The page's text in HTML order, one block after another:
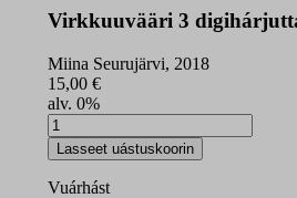
Virkkuuvääri 3
Miina Seurujärvi, 2018
15,00 €
alv. 0%
Virkkuuvääri
3
digihárjuttasah
quantity
Lasseet uástuskoorin
Vuárhást